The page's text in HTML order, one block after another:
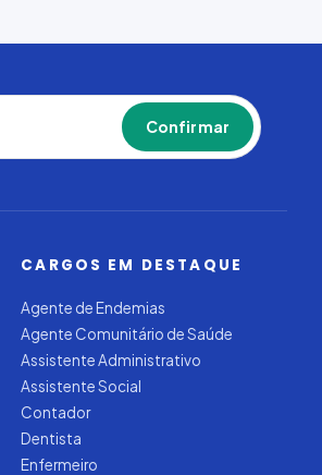
Confirmar
CARGOS EM DESTAQUE
Agente de Endemias
Agente Comunitário de Saúde
Assistente Administrativo
Assistente Social
Contador
Dentista
Enfermeiro